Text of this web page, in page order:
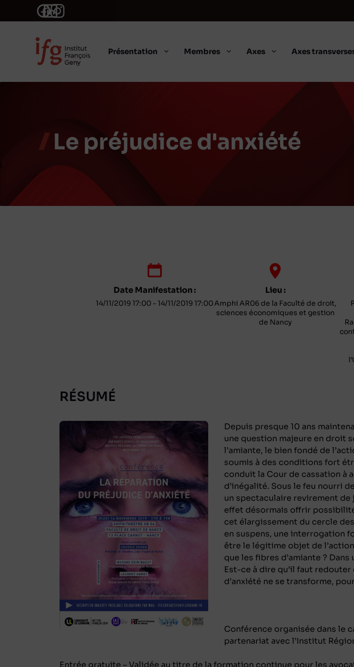
Présentation Membres Axes Axes
Le préjudice d'anxiété
Date Manifestation :
14/11/2019 17:00 - 14/11/2019 17:00
Lieu :
Amphi AR06 de la Faculté de droit,
sciences économiques et gestion
de Nancy
RÉSUMÉ
Depuis presque 10 ans
une question majeure en droit
l’amiante, le bien fondé de
soumis à des conditions fort
conduit la Cour de cassation à
d’inégalité. Sous le feu nourri
un spectaculaire revirement de
effet désormais offrir
cet élargissement du cercle
en suspens, une interrogation
être le légitime objet de
que les fibres d’amiante ?
Est-ce à dire qu’il faut
d’anxiété ne se transforme,
Conférence organisée dans le
partenariat avec l’Institut
Entrée gratuite – Validée au titre de la formation continue pour les